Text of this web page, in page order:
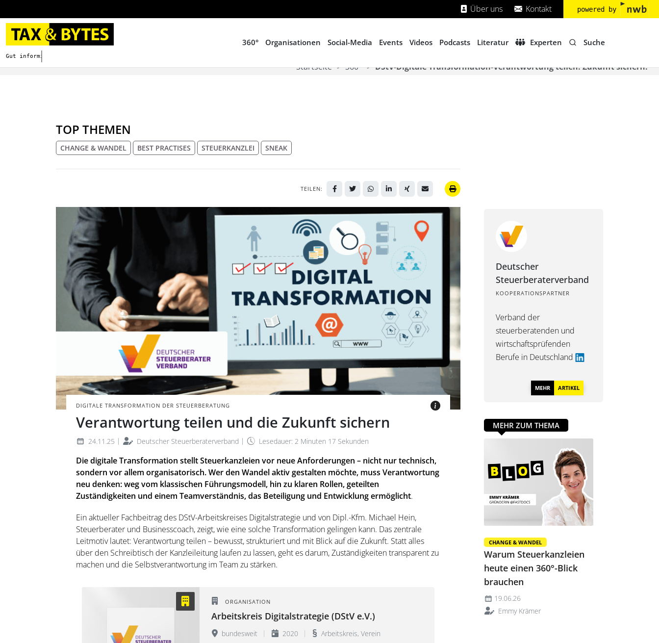
Über uns Kontakt powered by
Gut informieren. Besser digitalisieren.
360° Organisationen Social-Media Events Videos Podcasts Literatur Experten Suche
Startseite 360° DStV-Digitale Transformation-Verantwortung teilen. Zukunft sichern.
TOP THEMEN
CHANGE & WANDEL BEST PRACTISES STEUERKANZLEI SNEAK
TEILEN:
DIGITALE TRANSFORMATION DER STEUERBERATUNG
Verantwortung teilen und die Zukunft sichern
24.11.25 | Deutscher Steuerberaterverband | Lesedauer: 2 Minuten 17 Sekunden
Monitor mit Grafiken zur digitalen Transformation auf
Schreibtisch mit Person
BILD: @JUSTSTOCK, GETTY IMAGES VIA CANVA.COM
Die digitale Transformation stellt Steuerkanzleien vor neue Anforderungen – nicht nur technisch,
sondern vor allem organisatorisch. Wer den Wandel aktiv gestalten möchte, muss Verantwortung
neu denken: weg vom klassischen Führungsmodell, hin zu klaren Rollen, geteilten
Zuständigkeiten und einem Teamverständnis, das Beteiligung und Entwicklung ermöglicht.
Ein aktueller Fachbeitrag des DStV-Arbeitskreises Digitalstrategie und von Dipl.-Kfm. Michael Hein,
Steuerberater und Businesscoach, zeigt, wie eine solche Transformation gelingen kann. Das zentrale
Leitmotiv lautet: Verantwortung teilen – bewusst, strukturiert und mit Blick auf die Zukunft. Statt alles
über den Schreibtisch der Kanzleileitung laufen zu lassen, geht es darum, Zuständigkeiten transparent zu
machen und die Selbstverantwortung im Team zu stärken.
ORGANISATION
Arbeitskreis Digitalstrategie (DStV e.V.)
bundesweit 2020 Arbeitskreis, Verein
Deutscher
Steuerberaterverband
KOOPERATIONSPARTNER
Verband der
steuerberatenden und
wirtschaftsprüfenden
Berufe in Deutschland
MEHR ARTIKEL
MEHR ZUM THEMA
CHANGE & WANDEL
Warum Steuerkanzleien
heute einen 360°-Blick
brauchen
19.06.26
Emmy Krämer